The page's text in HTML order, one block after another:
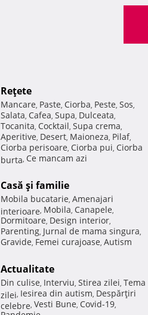
Reţete
Mancare, Paste, Ciorba, Peste, Sos,
Salata, Cafea, Supa, Dulceata,
Tocanita, Cocktail, Supa crema,
Aperitive, Desert, Maioneza, Pilaf,
Ciorba perisoare, Ciorba pui, Ciorba
burta, Ce mancam azi
Casă şi familie
Mobila bucatarie, Amenajari
interioare, Mobila, Canapele,
Dormitoare, Design interior,
Parenting, Jurnal de mama singura,
Gravide, Femei curajoase, Autism
Actualitate
Din culise, Interviu, Stirea zilei, Tema
zilei, Iesirea din autism, Despărţiri
celebre, Vesti Bune, Covid-19,